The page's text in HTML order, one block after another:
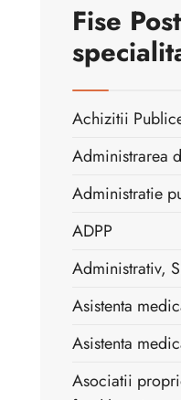
Fise
Achizitii
Administrarea
Administratie
ADPP
Administrativ,
Asistenta
Asistenta
Asociatii